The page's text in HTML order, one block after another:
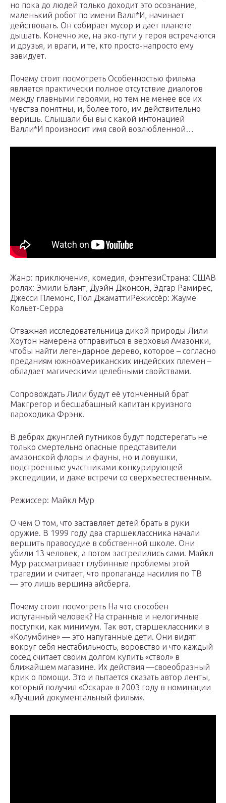
но пока до людей только доходит это осознание,
маленький робот по имени Валл*И, начинает
действовать. Он собирает мусор и дает планете
дышать. Конечно же, на эко-пути у героя встречаются
и друзья, и враги, и те, кто просто-напросто ему
завидует.
Почему стоит посмотреть Особенностью фильма
является практически полное отсутствие диалогов
между главными героями, но тем не менее все их
чувства понятны, и, более того, им действительно
веришь. Слышали бы вы с какой интонацией
Валли*И произносит имя свой возлюбленной…
Жанр: приключения, комедия, фэнтезиСтрана: СШАВ
ролях: Эмили Блант, Дуэйн Джонсон, Эдгар Рамирес,
Джесси Племонс, Пол ДжаматтиРежиссёр: Жауме
Кольет-Серра
Отважная исследовательница дикой природы Лили
Хоутон намерена отправиться в верховья Амазонки,
чтобы найти легендарное дерево, которое – согласно
преданиям южноамериканских индейских племен –
обладает магическими целебными свойствами.
Сопровождать Лили будут её утонченный брат
Макгрегор и бесшабашный капитан круизного
пароходика Фрэнк.
В дебрях джунглей путников будут подстерегать не
только смертельно опасные представители
амазонской флоры и фауны, но и ловушки,
подстроенные участниками конкурирующей
экспедиции, и даже встречи со сверхъестественным.
Режиссер: Майкл Мур
О чем О том, что заставляет детей брать в руки
оружие. В 1999 году два старшеклассника начали
вершить правосудие в собственной школе. Они
убили 13 человек, а потом застрелились сами. Майкл
Мур рассматривает глубинные проблемы этой
трагедии и считает, что пропаганда насилия по ТВ
— это лишь вершина айсберга.
Почему стоит посмотреть На что способен
испуганный человек? На странные и нелогичные
поступки, как минимум. Так вот, старшеклассники в
«Колумбине» — это напуганные дети. Они видят
вокруг себя нестабильность, воровство и что каждый
сосед считает своим долгом купить «ствол» в
ближайшем магазине. Их действия —своеобразный
крик о помощи. Это и пытается сказать автор ленты,
который получил «Оскара» в 2003 году в номинации
«Лучший документальный фильм».